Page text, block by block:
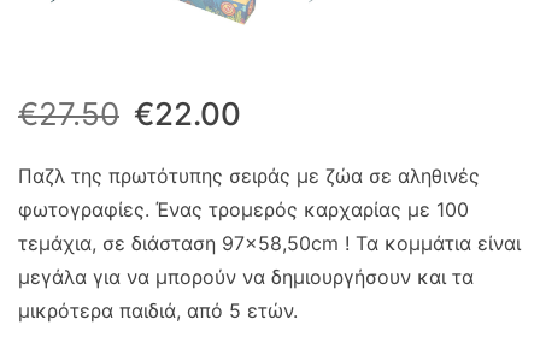
€27.50 Original
price
was:
€27.50.
€22.00
τρέχουσα
τιμή
είναι:
€22.00.
Παζλ της πρωτότυπης σειράς με ζώα σε αληθινές
φωτογραφίες. Ένας τρομερός καρχαρίας με 100
τεμάχια, σε διάσταση 97×58,50cm ! Τα κομμάτια είναι
μεγάλα για να μπορούν να δημιουργήσουν και τα
μικρότερα παιδιά, από 5 ετών.